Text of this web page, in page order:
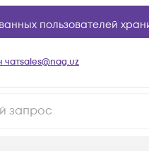
пользователей
чатsales@nag.uz